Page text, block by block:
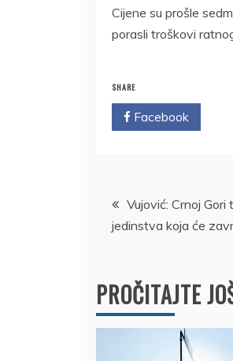
Cijene su prošle
porasli troškovi
SHARE
Facebook
Kretanje
članka
Vujović: Crnoj
jedinstva koja će
PROČITAJTE